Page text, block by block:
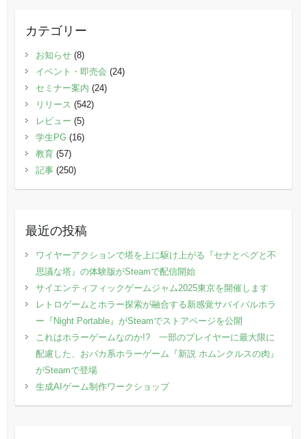
カテゴリー
お知らせ(8)
イベント・即売会 (24)
セミナー案内 (24)
リリース (542)
レビュー (5)
学生PG(16)
教育(57)
記事(250)
最近の投稿
ワイヤーアクションで塔を上に駆け上がる『セナとペグと不
思議な塔』の体験版がSteamで配信開始
サイエンティフィックゲームジャム2025東京を開催します
レトロゲームとホラー探索が融合する新感覚サバイバルホラ
ー『Night Portable』がSteamでストアページを公開
これはホラーゲームなのか!? 一部のプレイヤーに最大限に
配慮した、おバカ系ホラーゲーム『新説 ホムンクルスの肉』
がSteamで登場
生成AIゲーム制作ワークショップ